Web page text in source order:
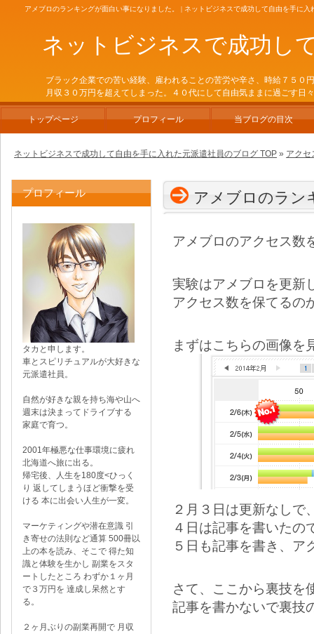
アメブロのランキングが面白い事になりました。 | ネットビジネスで成功して自由を手に入
アメブロのラン
アメブロのアクセス数
実験はアメブロを更新
アクセス数を保てるの
まずはこちらの画像を
２月３日は更新なしで
４日は記事を書いたの
５日も記事を書き、ア
さて、ここから裏技を
記事を書かないで裏技
プロフィール
タカと申します。
車とスピリチュアルが大好きな
元派遣社員。
自然が好きな親を持ち海や山へ
週末は決まってドライブする
家庭で育つ。
2001年極悪な仕事環境に疲れ
北海道へ旅に出る。
帰宅後、人生を180度<ひっく
り 返してしまうほど衝撃を受
ける 本に出会い人生が一変。
マーケティングや潜在意識 引
き寄せの法則など通算 500冊以
上の本を読み、そこで 得た知
識と体験を生かし 副業をスタ
ートしたところ わずか１ヶ月
で３万円を 達成し呆然とす
る。
２ヶ月ぶりの副業再開で 月収
ネットビジネスで成功して自由を手に入れた元派遣社員のブログ TOP » アクセ
ネットビジネスで成功し
ブラック企業での苦い経験、雇われることの苦労や辛さ、時給７５
月収３０万円を超えてしまった。４０代にして自由気ままに過ごす日
トップページ プロフィール 当ブログの目次